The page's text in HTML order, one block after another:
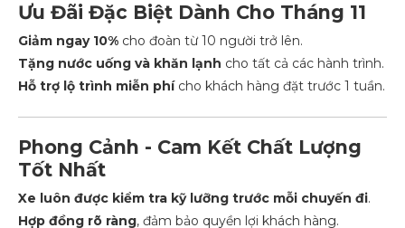
Ưu Đãi Đặc Biệt Dành Cho Tháng 11
Giảm ngay 10% cho đoàn từ 10 người trở lên.
Tặng nước uống và khăn lạnh cho tất cả các hành trình.
Hỗ trợ lộ trình miễn phícho khách hàng đặt trước 1 tuần.
Phong Cảnh - Cam Kết Chất Lượng
Tốt Nhất
Xe luôn được kiểm tra kỹ lưỡng trước mỗi chuyến đi.
Hợp đồng rõ ràng, đảm bảo quyền lợi khách hàng.